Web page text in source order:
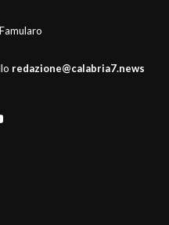
redazione@calabria7.news